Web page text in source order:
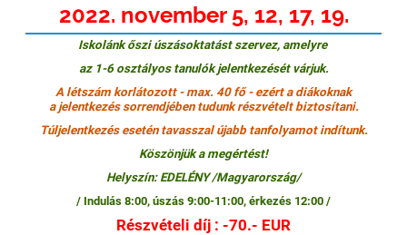
2022. november 5, 12, 17, 19.
Iskolánk őszi úszásoktatást szervez, amelyre
az 1-6 osztályos tanulók jelentkezését várjuk.
A létszám korlátozott - max. 40 fő - ezért a diákoknak
a jelentkezés sorrendjében tudunk részvételt biztosítani.
Túljelentkezés esetén tavasszal újabb tanfolyamot indítunk.
Köszönjük a megértést!
Helyszín: EDELÉNY /Magyarország/
/ Indulás 8:00, úszás 9:00-11:00, érkezés 12:00 /
Részvételi díj : -70.- EUR